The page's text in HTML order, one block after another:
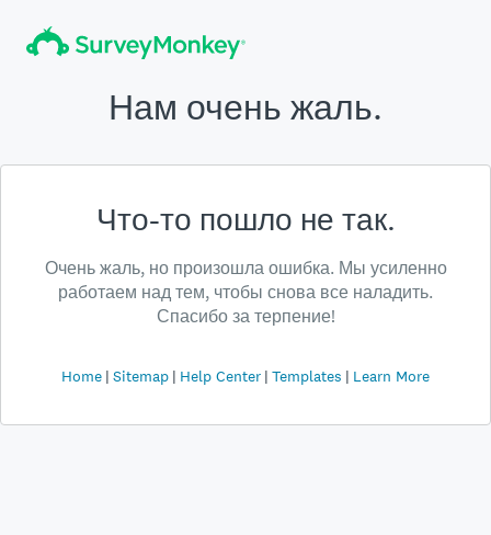
Нам очень жаль.
Что-то пошло не так.
Очень жаль, но произошла ошибка. Мы усиленно
работаем над тем, чтобы снова все наладить.
Спасибо за терпение!
Home Sitemap Help Center Templates Learn More